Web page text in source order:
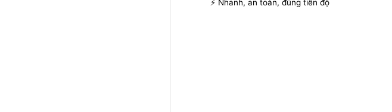
⚡ Nhanh, an toàn, đúng tiến độ